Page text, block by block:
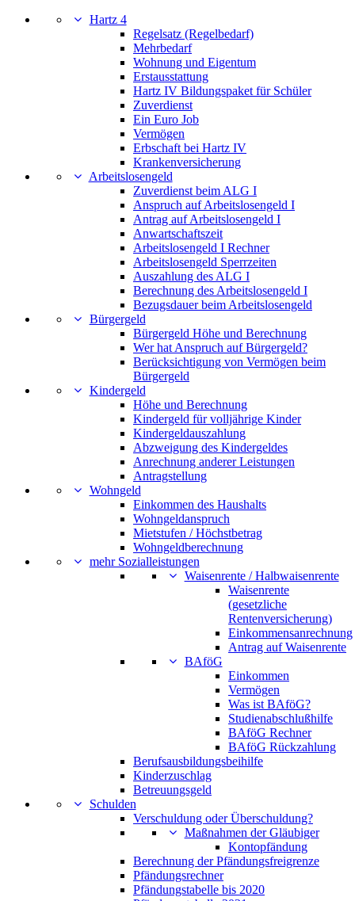
Hartz 4
Regelsatz (Regelbedarf)
Mehrbedarf
Wohnung und Eigentum
Erstausstattung
Hartz IV Bildungspaket für Schüler
Zuverdienst
Ein Euro Job
Vermögen
Erbschaft bei Hartz IV
Krankenversicherung
Arbeitslosengeld
Zuverdienst beim ALG I
Anspruch auf Arbeitslosengeld I
Antrag auf Arbeitslosengeld I
Anwartschaftszeit
Arbeitslosengeld I Rechner
Arbeitslosengeld Sperrzeiten
Auszahlung des ALG I
Berechnung des Arbeitslosengeld I
Bezugsdauer beim Arbeitslosengeld
Bürgergeld
Bürgergeld Höhe und Berechnung
Wer hat Anspruch auf Bürgergeld?
Berücksichtigung von Vermögen beim
Bürgergeld
Kindergeld
Höhe und Berechnung
Kindergeld für volljährige Kinder
Kindergeldauszahlung
Abzweigung des Kindergeldes
Anrechnung anderer Leistungen
Antragstellung
Wohngeld
Einkommen des Haushalts
Wohngeldanspruch
Mietstufen / Höchstbetrag
Wohngeldberechnung
mehr Sozialleistungen
Waisenrente / Halbwaisenrente
Waisenrente
(gesetzliche
Rentenversicherung)
Einkommensanrechnung
Antrag auf Waisenrente
BAföG
Einkommen
Vermögen
Was ist BAföG?
Studienabschlußhilfe
BAföG Rechner
BAföG Rückzahlung
Berufsausbildungsbeihilfe
Kinderzuschlag
Betreuungsgeld
Schulden
Verschuldung oder Überschuldung?
Maßnahmen der Gläubiger
Kontopfändung
Berechnung der Pfändungsfreigrenze
Pfändungsrechner
Pfändungstabelle bis 2020